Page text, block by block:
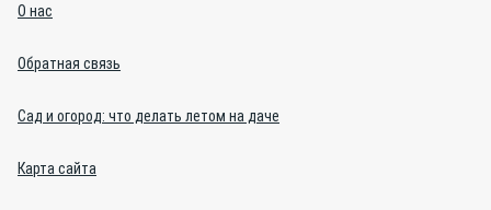
О нас
Обратная связь
Сад и огород: что делать летом на даче
Карта сайта